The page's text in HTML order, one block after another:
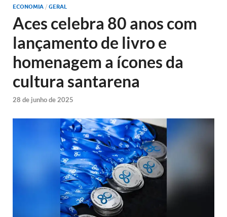
ECONOMIA / GERAL
Aces celebra 80 anos com
lançamento de livro e
homenagem a ícones da
cultura santarena
28 de junho de 2025